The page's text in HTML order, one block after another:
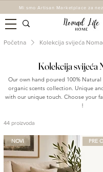
Mi smo Artisan Marketplace za
Početna Kolekcija svijeća
Kolekcija svijeća
Our own hand poured 100% Natural
organic scents collection. Unique
with our unique touch. Choose your
!
44 proizvoda
NOVI PRE